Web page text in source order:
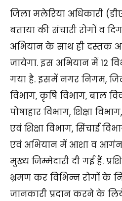
जिला मलेरिया अधिकारी
बताया की संचारी रोगों व
अभियान के साथ ही दस्तक
जायेगा. इस अभियान में 12
गया है. इसमें नगर निगम,
विभाग, कृषि विभाग, बाल
पोषाहार विभाग, शिक्षा
एवं शिक्षा विभाग, सिंचाई
एवं अभियान में आशा व
मुख्य जिम्मेदारी दी गई हैं.
भ्रमण कर विभिन्न रोगों के
जानकारी प्रदान करने के